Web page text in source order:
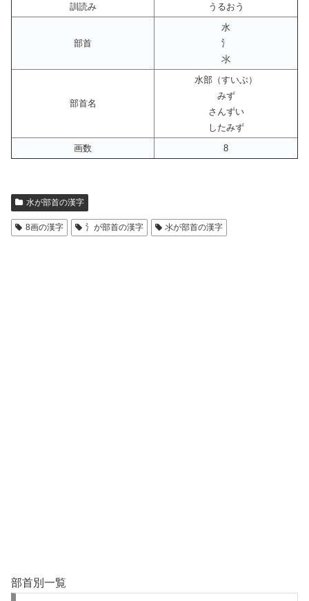
訓読み
うるおう
部首
水
氵
氺
部首名
水部（すいぶ）
みず
さんずい
したみず
画数
8
水が部首の漢字
8画の漢字 氵が部首の漢字 氺が部首の漢字
部首別一覧